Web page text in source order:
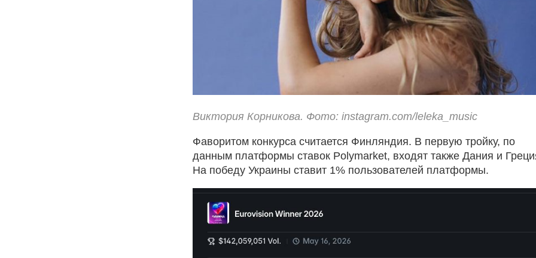
Виктория Корникова. Фото: instagram.com/leleka_music
Фаворитом конкурса считается Финляндия. В первую тройку, по
данным платформы ставок Polymarket, входят также Дания и
На победу Украины ставит 1% пользователей платформы.